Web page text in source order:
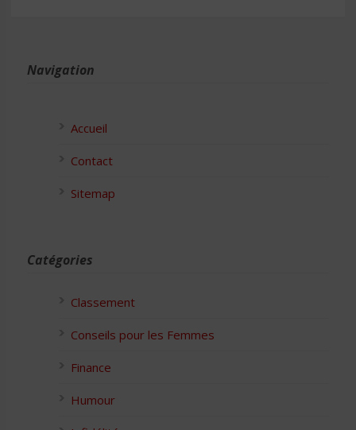
Navigation
Accueil
Contact
Sitemap
Catégories
Classement
Conseils pour les Femmes
Finance
Humour